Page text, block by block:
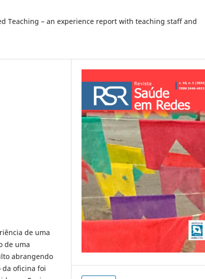
Teaching – an experience report with teaching staff and
de uma
de uma
abrangendo
da oficina foi